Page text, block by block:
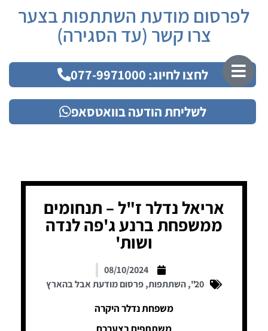
לפרסום מודעת השתתפות בצער
צרו קשר (עד הסגירה)
לחצו לחיוג: 077-9971000
לשליחת הודעה בוואטסאפ
אריאל נדלר ז"ל – תנחומים
ממשפחת ברנע ג'פה לנדה
ושות'
08/10/2024
20"
,השתתפות,פרסום מודעת אבל בהארץ
משפחת נדלר היקרה